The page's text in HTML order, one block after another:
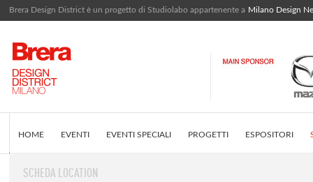
Brera Design District è un progetto di Studiolabo appartenente a Milano Design
HOME EVENTI EVENTI SPECIALI PROGETTI ESPOSITORI
EDITORIALE COS'È BRERA DESIGN DISTRICT
SCHEDA LOCATION